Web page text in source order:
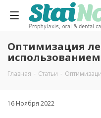
Оптимизация
Главная - Статьи -
16 Ноября 2022